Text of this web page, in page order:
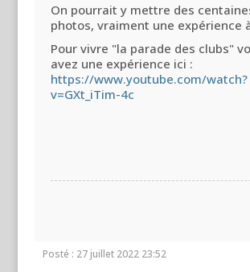
On pourrait y mettre des
photos, vraiment une expérience
Pour vivre "la parade des clubs"
avez une expérience ici :
https://www.youtube.com/watch?
v=GXt_iTim-4c
Posté : 27 juillet 2022 23:52